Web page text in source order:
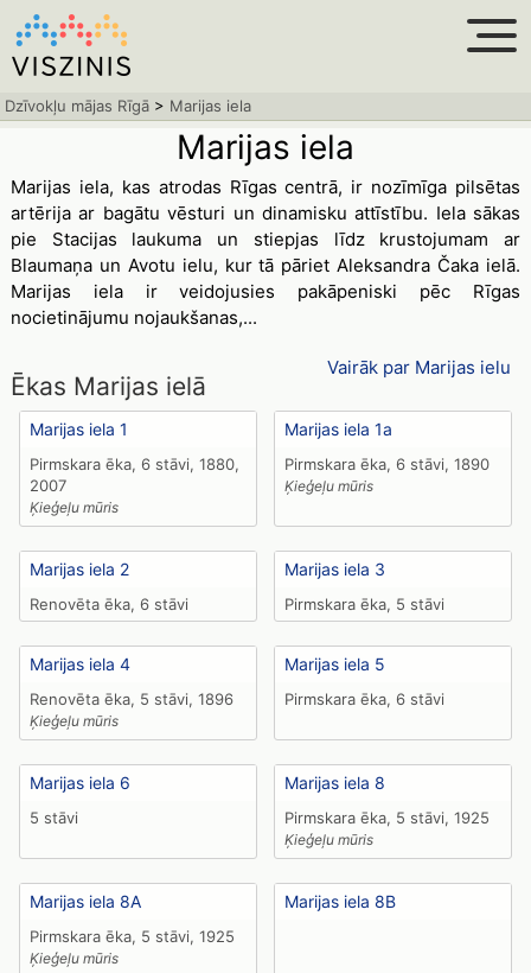
Dzīvokļu mājas Rīgā > Marijas iela
Marijas iela
Marijas iela, kas atrodas Rīgas centrā, ir nozīmīga pilsētas
artērija ar bagātu vēsturi un dinamisku attīstību. Iela sākas
pie Stacijas laukuma un stiepjas līdz krustojumam ar
Blaumaņa un Avotu ielu, kur tā pāriet Aleksandra Čaka ielā.
Marijas iela ir veidojusies pakāpeniski pēc Rīgas
nocietinājumu nojaukšanas,...
Vairāk par Marijas ielu
Ēkas Marijas ielā
Marijas iela 1
Pirmskara ēka, 6 stāvi, 1880,
2007
Ķieģeļu mūris
Marijas iela 1a
Pirmskara ēka, 6 stāvi, 1890
Ķieģeļu mūris
Marijas iela 2
Renovēta ēka, 6 stāvi
Marijas iela 3
Pirmskara ēka, 5 stāvi
Marijas iela 4
Renovēta ēka, 5 stāvi, 1896
Ķieģeļu mūris
Marijas iela 5
Pirmskara ēka, 6 stāvi
Marijas iela 6
5 stāvi
Marijas iela 8
Pirmskara ēka, 5 stāvi, 1925
Ķieģeļu mūris
Marijas iela 8A
Pirmskara ēka, 5 stāvi, 1925
Ķieģeļu mūris
Marijas iela 8B